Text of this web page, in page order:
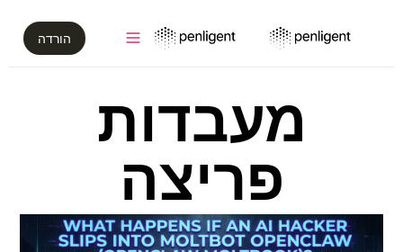
הורדה
מעבדות
פריצה